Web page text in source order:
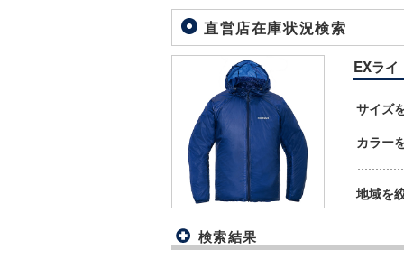
直営店在庫状況検索
EXラ
サイズ
カラー
地域を
検索結果